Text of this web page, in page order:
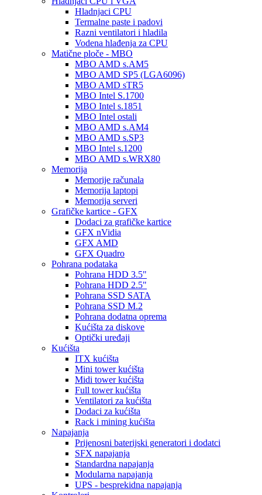
Hladnjaci CPU
Termalne paste i padovi
Razni ventilatori i hladila
Vodena hlađenja za CPU
Matične ploče - MBO
MBO AMD s.AM5
MBO AMD SP5 (LGA6096)
MBO AMD sTR5
MBO Intel S.1700
MBO Intel s.1851
MBO Intel ostali
MBO AMD s.AM4
MBO AMD s.SP3
MBO Intel s.1200
MBO AMD s.WRX80
Memorija
Memorije računala
Memorija laptopi
Memorija serveri
Grafičke kartice - GFX
Dodaci za grafičke kartice
GFX nVidia
GFX AMD
GFX Quadro
Pohrana podataka
Pohrana HDD 3.5"
Pohrana HDD 2.5"
Pohrana SSD SATA
Pohrana SSD M.2
Pohrana dodatna oprema
Kućišta za diskove
Optički uređaji
Kućišta
ITX kućišta
Mini tower kućišta
Midi tower kućišta
Full tower kućišta
Ventilatori za kućišta
Dodaci za kućišta
Rack i mining kućišta
Napajanja
Prijenosni baterijski generatori i dodatci
SFX napajanja
Standardna napajanja
Modularna napajanja
UPS - besprekidna napajanja